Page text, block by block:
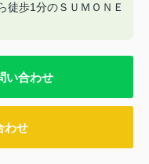
徒歩1分のＳＵＭＯＮＥ
い合わせ
わせ